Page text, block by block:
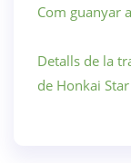
Com guanyar
Detalls de la
de Honkai